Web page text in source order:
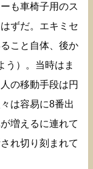
も車椅子用のス
ずだ。エキミセ
こと自体、後か
う）。当時はま
の移動手段は円
は容易に8番出
増えるに連れて
れ切り刻まれて